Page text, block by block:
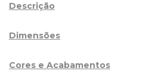
Descrição
Dimensões
Cores e Acabamentos